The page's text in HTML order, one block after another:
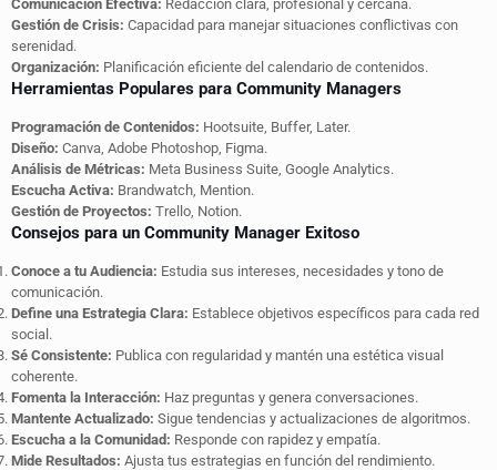
Comunicación Efectiva: Redacción clara, profesional y cercana.
Gestión de Crisis: Capacidad para manejar situaciones conflictivas con
serenidad.
Organización: Planificación eficiente del calendario de contenidos.
Herramientas Populares para Community Managers
Programación de Contenidos: Hootsuite, Buffer, Later.
Diseño: Canva, Adobe Photoshop, Figma.
Análisis de Métricas: Meta Business Suite, Google Analytics.
Escucha Activa: Brandwatch, Mention.
Gestión de Proyectos: Trello, Notion.
Consejos para un Community Manager Exitoso
Conoce a tu Audiencia: Estudia sus intereses, necesidades y tono de
comunicación.
Define una Estrategia Clara: Establece objetivos específicos para cada red
social.
Sé Consistente: Publica con regularidad y mantén una estética visual
coherente.
Fomenta la Interacción: Haz preguntas y genera conversaciones.
Mantente Actualizado: Sigue tendencias y actualizaciones de algoritmos.
Escucha a la Comunidad: Responde con rapidez y empatía.
Mide Resultados: Ajusta tus estrategias en función del rendimiento.